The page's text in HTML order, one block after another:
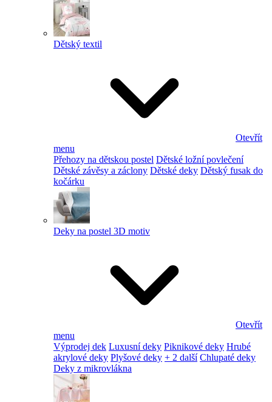
Dětský textil
Otevřít
menu
Přehozy na dětskou postel Dětské ložní povlečení
Dětské závěsy a záclony Dětské deky Dětský fusak do
kočárku
Deky na postel 3D motiv
Otevřít
menu
Výprodej dek Luxusní deky Piknikové deky Hrubé
akrylové deky Plyšové deky + 2 další Chlupaté deky
Deky z mikrovlákna